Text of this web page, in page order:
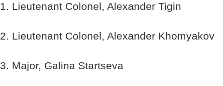
1. Lieutenant Colonel, Alexander Tigin
2. Lieutenant Colonel, Alexander Khomyakov
3. Major, Galina Startseva